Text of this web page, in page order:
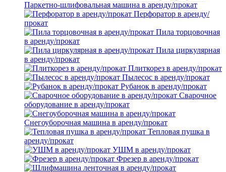
Паркетно-шлифовальная машина в аренду/прокат
Перфоратор в аренду/
прокат
Пила торцовочная
в аренду/прокат
Пила циркулярная
в аренду/прокат
Плиткорез в аренду/прокат
Пылесос в аренду/прокат
Рубанок в аренду/прокат
Сварочное
оборудование в аренду/прокат
Снегоуборочная машина в аренду/прокат
Тепловая пушка в
аренду/прокат
УШМ в аренду/прокат
Фрезер в аренду/прокат